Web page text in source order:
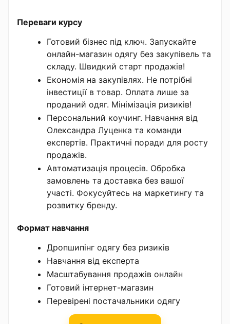
Переваги курсу
Готовий бізнес під ключ. Запускайте
онлайн-магазин одягу без закупівель та
складу. Швидкий старт продажів!
Економія на закупівлях. Не потрібні
інвестиції в товар. Оплата лише за
проданий одяг. Мінімізація ризиків!
Персональний коучинг. Навчання від
Олександра Луценка та команди
експертів. Практичні поради для росту
продажів.
Автоматизація процесів. Обробка
замовлень та доставка без вашої
участі. Фокусуйтесь на маркетингу та
розвитку бренду.
Формат навчання
Дропшипінг одягу без ризиків
Навчання від експерта
Масштабування продажів онлайн
Готовий інтернет-магазин
Перевірені постачальники одягу